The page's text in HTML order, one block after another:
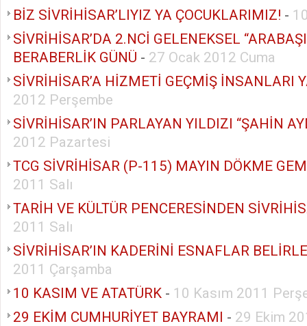
BİZ SİVRİHİSAR’LIYIZ YA ÇOCUKLARIMIZ! -
SİVRİHİSAR’DA 2.NCİ GELENEKSEL
BERABERLİK GÜNÜ - 27 Ocak 2012 Cuma
SİVRİHİSAR’A HİZMETİ GEÇMİŞ İNSANLARI
2012 Perşembe
SİVRİHİSAR’IN PARLAYAN YILDIZI “ŞAHİN
2012 Pazartesi
TCG SİVRİHİSAR (P-115) MAYIN DÖKME
2011 Salı
TARİH VE KÜLTÜR PENCERESİNDEN
2011 Salı
SİVRİHİSAR’IN KADERİNİ ESNAFLAR
2011 Çarşamba
10 KASIM VE ATATÜRK - 10 Kasım 2011
29 EKİM CUMHURİYET BAYRAMI - 29 Ekim